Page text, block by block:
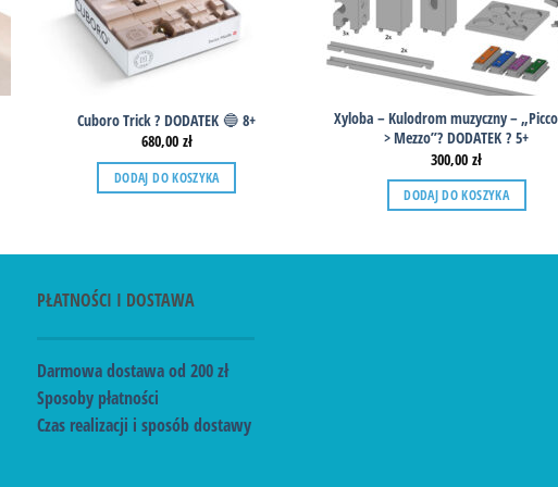
Cuboro Trick ? DODATEK 🔵 8+
680,00 zł
DODAJ DO KOSZYKA
Xyloba – Kulodrom muzyczny –
> Mezzo”? DODATEK ? 5+
300,00zł
DODAJ DO KOSZYKA
PŁATNOŚCI I DOSTAWA
Darmowa dostawa od 200 zł
Sposoby płatności
Czas realizacji i sposób dostawy